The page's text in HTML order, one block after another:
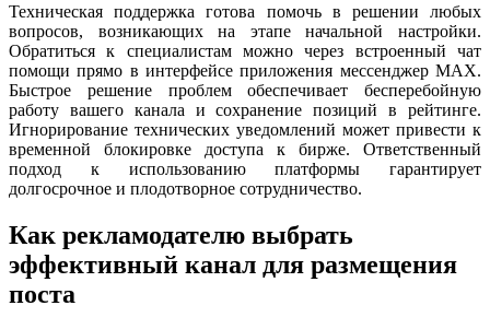
Техническая поддержка готова помочь в решении любых
вопросов, возникающих на этапе начальной настройки.
Обратиться к специалистам можно через встроенный чат
помощи прямо в интерфейсе приложения мессенджер MAX.
Быстрое решение проблем обеспечивает бесперебойную
работу вашего канала и сохранение позиций в рейтинге.
Игнорирование технических уведомлений может привести к
временной блокировке доступа к бирже. Ответственный
подход к использованию платформы гарантирует
долгосрочное и плодотворное сотрудничество.
Как рекламодателю выбрать
эффективный канал для размещения
поста